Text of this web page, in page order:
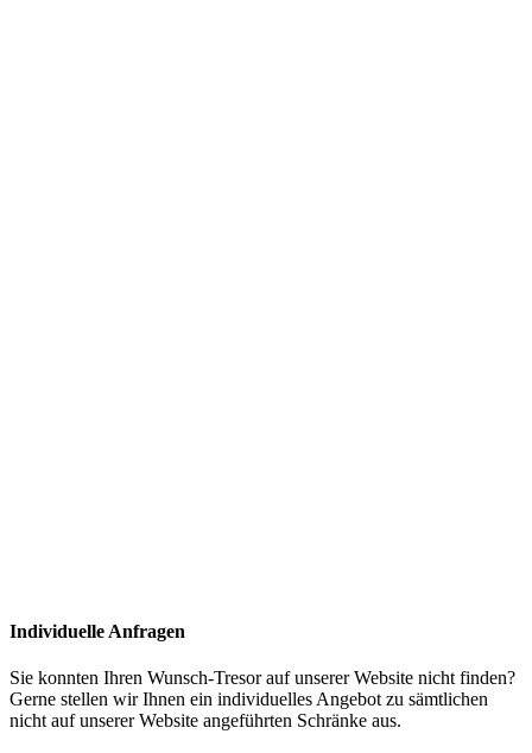
Individuelle Anfragen
Sie konnten Ihren Wunsch-Tresor auf unserer Website nicht finden?
Gerne stellen wir Ihnen ein individuelles Angebot zu sämtlichen
nicht auf unserer Website angeführten Schränke aus.